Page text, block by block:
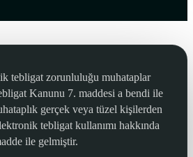
tebligat zorunluluğu muhataplar
Kanunu 7. maddesi a bendi ile
gerçek veya tüzel kişilerden
tebligat kullanımı hakkında
ile gelmiştir.